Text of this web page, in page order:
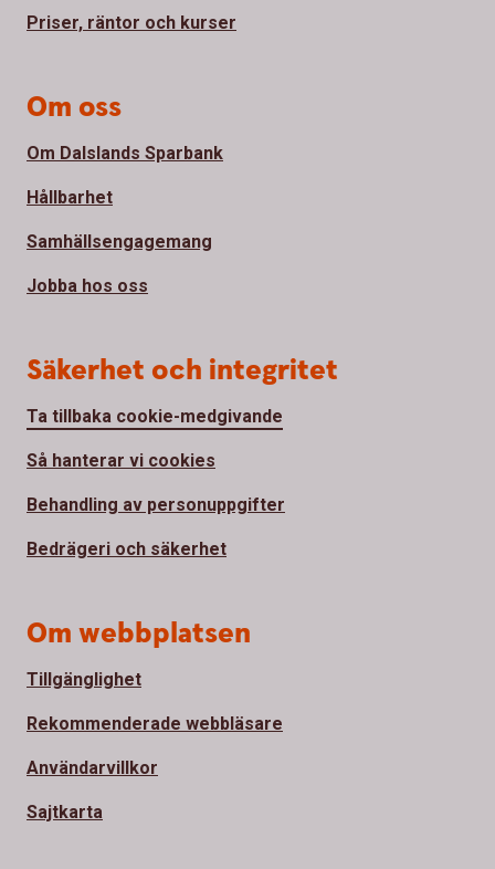
Priser, räntor och kurser
Om oss
Om Dalslands Sparbank
Hållbarhet
Samhällsengagemang
Jobba hos oss
Säkerhet och integritet
Ta tillbaka cookie-medgivande
Så hanterar vi cookies
Behandling av personuppgifter
Bedrägeri och säkerhet
Om webbplatsen
Tillgänglighet
Rekommenderade webbläsare
Användarvillkor
Sajtkarta